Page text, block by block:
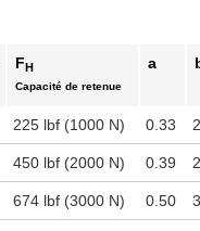
FH
Capacité de retenue
a
225 lbf (1000 N) 0.33
450 lbf (2000 N) 0.39
674 lbf (3000 N) 0.50